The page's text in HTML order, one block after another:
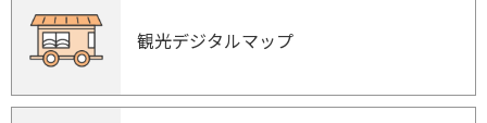
観光デジタルマップ